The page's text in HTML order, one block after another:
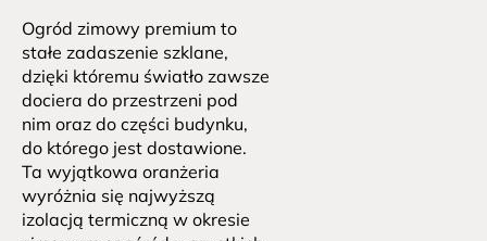
Ogród zimowy premium to
stałe zadaszenie szklane,
dzięki któremu światło zawsze
dociera do przestrzeni pod
nim oraz do części budynku,
do którego jest dostawione.
Ta wyjątkowa oranżeria
wyróżnia się najwyższą
izolacją termiczną w okresie